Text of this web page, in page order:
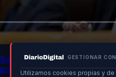
GESTIONAR
Utilizamos cookies propias y de
Senado advierte a ministros
por crisis en Ceuta